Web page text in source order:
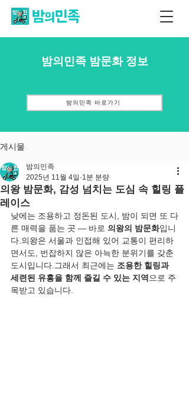
밤의민족 밤문화 정보
밤의민족 바로가기
게시물
의왕 밤문화, 감성 넘치는 도심 속 힐링 플
레이스
밤의민족
2025년 11월 4일 1분 분량
낮에는 조용하고 정돈된 도시, 밤이 되면 또 다
른 매력을 품는 곳 — 바로 의왕의 밤문화입니
다.의왕은 서울과 인접해 있어 교통이 편리하
면서도, 번잡하지 않은 아늑한 분위기를 갖춘
도시입니다.그래서 최근에는 조용한 힐링과
세련된 유흥을 함께 즐길 수 있는 지역 으로 주
목받고 있습니다.